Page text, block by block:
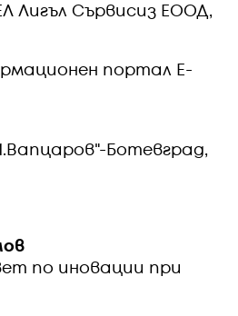
Лигъл Сървисиз ЕООД,
портал Е-
Ботевград,
по иновации при